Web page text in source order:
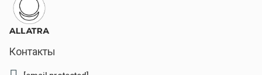
Контакты